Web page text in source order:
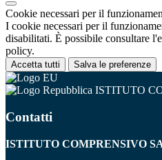
Cookie necessari per il
I cookie necessari per il
disabilitati. È possibile consultare
policy.
Accetta tutti Salva le preferenze
ISTITUTO
Contatti
ISTITUTO COMPRENSIVO